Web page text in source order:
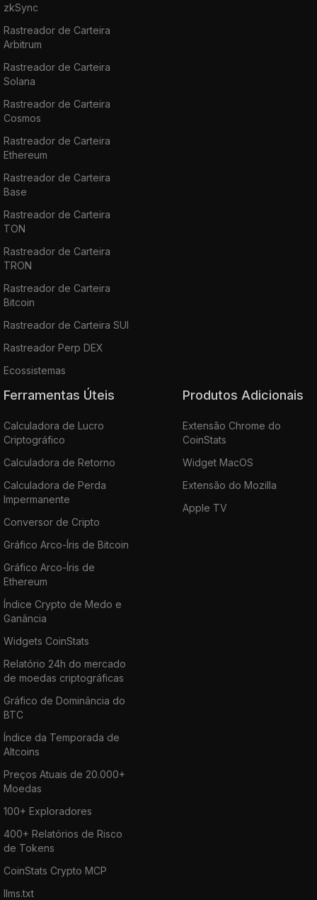
zkSync
Rastreador de Carteira
Arbitrum
Rastreador de Carteira
Solana
Rastreador de Carteira
Cosmos
Rastreador de Carteira
Ethereum
Rastreador de Carteira
Base
Rastreador de Carteira
TON
Rastreador de Carteira
TRON
Rastreador de Carteira
Bitcoin
Rastreador de Carteira SUI
Rastreador Perp DEX
Ecossistemas
Ferramentas Úteis
Calculadora de Lucro
Criptográfico
Calculadora de Retorno
Calculadora de Perda
Impermanente
Conversor de Cripto
Gráfico Arco-Íris de Bitcoin
Gráfico Arco-Íris de
Ethereum
Índice Crypto de Medo e
Ganância
Widgets CoinStats
Relatório 24h do mercado
de moedas criptográficas
Gráfico de Dominância do
BTC
Índice da Temporada de
Altcoins
Preços Atuais de 20.000+
Moedas
100+ Exploradores
400+ Relatórios de Risco
de Tokens
CoinStats Crypto MCP
llms.txt
Produtos Adicionais
Extensão Chrome do
CoinStats
Widget MacOS
Extensão do Mozilla
Apple TV